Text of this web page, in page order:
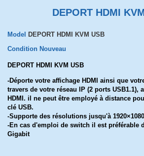
DEPORT HDMI
Model
DEPORT HDMI KVM USB
Condition Nouveau
DEPORT HDMI KVM USB
-Déporte votre affichage HDMI ainsi que
travers de votre réseau IP (2 ports USB1.1),
HDMI. il ne peut être employé à distance
clé USB.
-Supporte des résolutions jusqu'à
-En cas d'emploi de switch il est préférable
Gigabit